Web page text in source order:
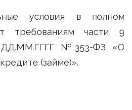
условия в полном
требованиям части 9
№353-ФЗ «О
(займе)».